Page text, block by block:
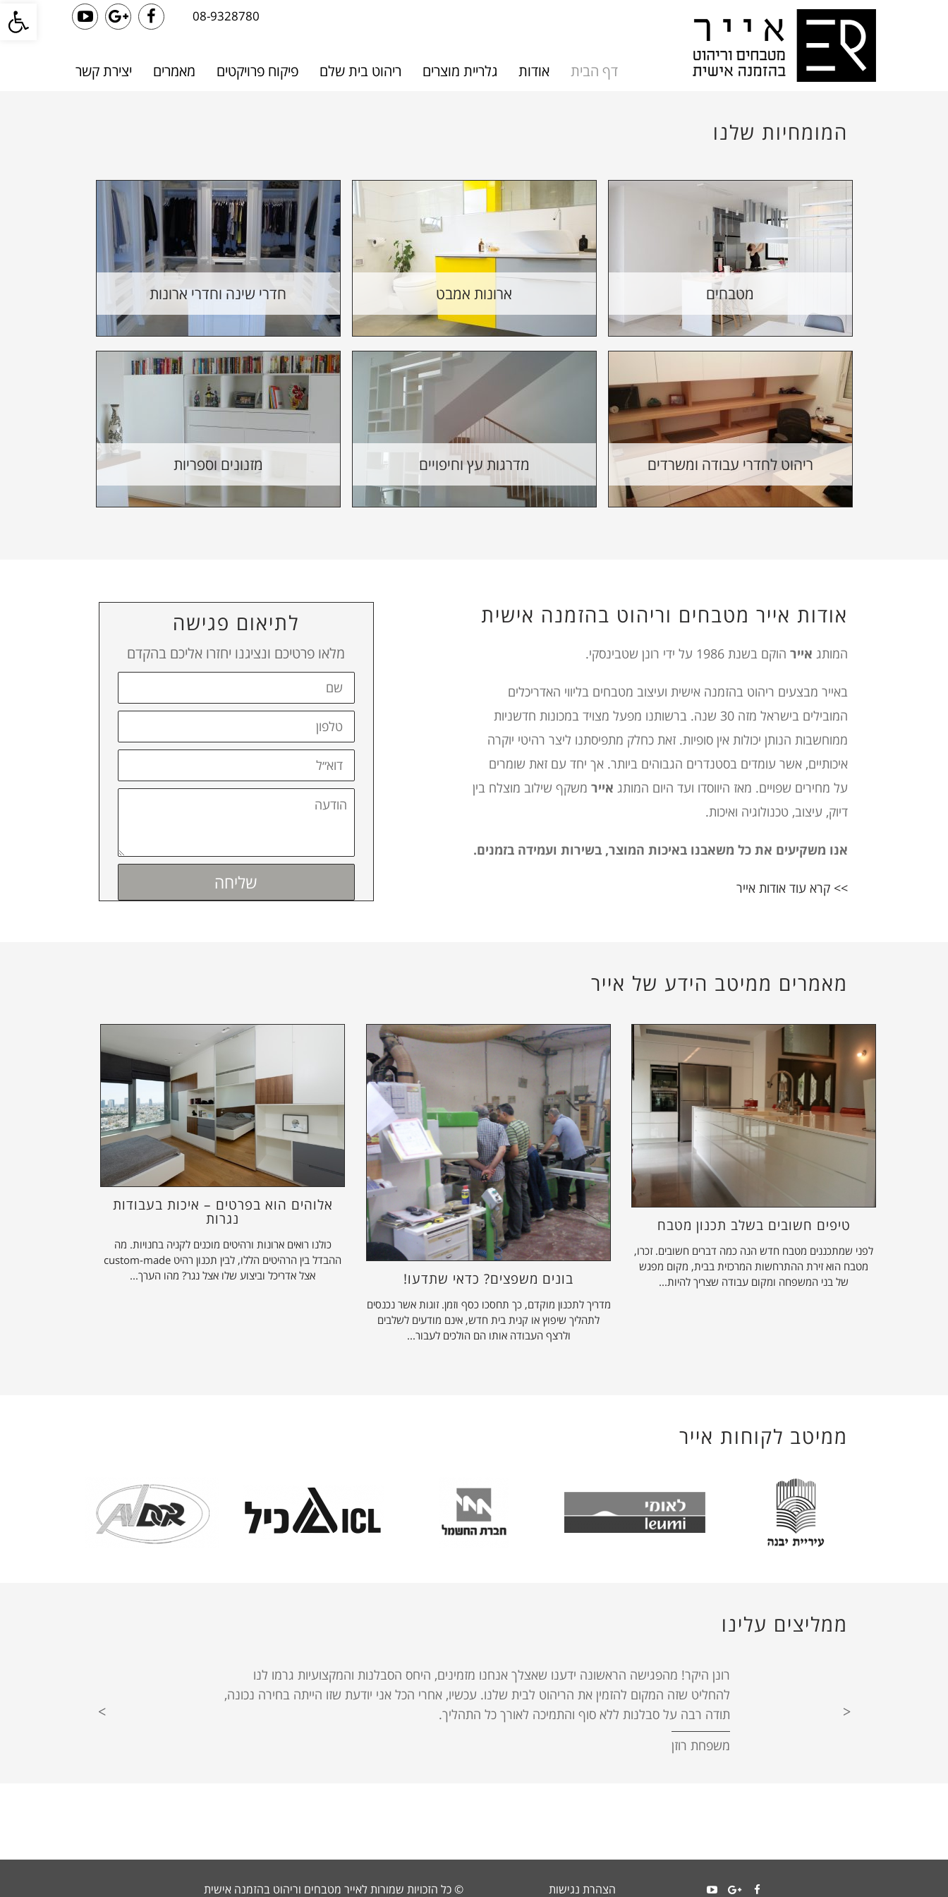
פתח 08-9328780
Facebook
Google+
YouTube
דף הבית אודות גלריית מוצרים ריהוט בית שלם פיקוח פרויקטים מאמרים יצירת קשר
בניית מוצר איכותי דורשת תהליך עבודה נכון
ומדויק
>> לקריאת מידע מקצועי
המומחיות שלנו
מטבחים ארונות אמבט חדרי שינה וחדרי ארונות
ריהוט לחדרי עבודה ומשרדים מדרגות עץ וחיפויים מזנונים וספריות
אודות אייר מטבחים וריהוט בהזמנה אישית
המותג אייר הוקם בשנת 1986 על ידי רונן שטבינסקי.
באייר מבצעים ריהוט בהזמנה אישית ועיצוב מטבחים בליווי האדריכלים
המובילים בישראל מזה 30 שנה
. ברשותנו מפעל מצויד במכונות חדשניות
ממוחשבות הנותן יכולות אין סופיות. זאת כחלק מתפיסתנו ליצר רהיטי יוקרה
איכותיים, אשר עומדים בסטנדרים הגבוהים ביותר. אך יחד עם זאת שומרים
על מחירים שפויים. מאז היווסדו ועד היום המותג אייר משקף שילוב מוצלח בין
דיוק, עיצוב, טכנולוגיה ואיכות.
אנו משקיעים את כל משאבנו באיכות המוצר, בשירות ועמידה בזמנים.
>> קרא עוד אודות אייר
לתיאום פגישה
מלאו פרטיכם ונציגנו יחזרו אליכם בהקדם
שם
טלפון
דוא״ל
הודעה
שליחה
מאמרים ממיטב הידע של אייר
טיפים חשובים בשלב תכנון מטבח
לפני שמתכננים מטבח חדש הנה כמה דברים חשובים. זכרו,
מטבח הוא זירת ההתרחשות המרכזית בבית, מקום מפגש
של בני המשפחה ומקום עבודה שצריך להיות...
בונים משפצים? כדאי שתדעו!
מדריך לתכנון מוקדם, כך תחסכו כסף וזמן. זוגות אשר נכנסים
לתהליך שיפוץ או קנית בית חדש, אינם מודעים לשלבים
ולרצף העבודה אותו הם הולכים לעבור...
אלוהים הוא בפרטים – איכות בעבודות
נגרות
כולנו רואים ארונות ורהיטים מוכנים לקניה בחנויות. מה
ההבדל בין הרהיטים הללו, לבין תכנון רהיט custom-made
אצל אדריכל וביצוע שלו אצל נגר? מהו הערך...
ממיטב לקוחות אייר
ממליצים עלינו
רונן היקר! מהפגישה הראשונה ידענו שאצלך אנחנו מזמינים, היחס הסבלנות והמקצועיות גרמו לנו
להחליט שזה המקום להזמין את הריהוט לבית שלנו. עכשיו, אחרי הכל אני יודעת שזו הייתה בחירה נכונה,
תודה רבה על סבלנות ללא סוף והתמיכה לאורך כל התהליך.
משפחת רוזן
הצהרת נגישות © כל הזכויות שמורות לאייר מטבחים וריהוט בהזמנה אישית